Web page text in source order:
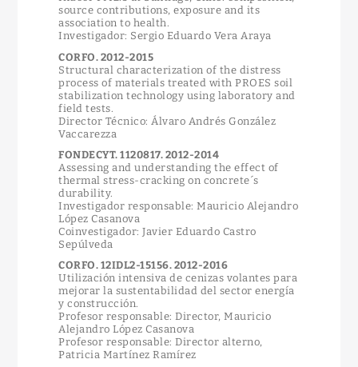
source contributions, exposure and its
association to health.
Investigador: Sergio Eduardo Vera Araya
CORFO. 2012-2015
Structural characterization of the distress
process of materials treated with PROES soil
stabilization technology using laboratory and
field tests.
Director Técnico: Álvaro Andrés González
Vaccarezza
FONDECYT. 1120817. 2012-2014
Assessing and understanding the effect of
thermal stress-cracking on concrete´s
durability.
Investigador responsable: Mauricio Alejandro
López Casanova
Coinvestigador: Javier Eduardo Castro
Sepúlveda
CORFO. 12IDL2-15156. 2012-2016
Utilización intensiva de cenizas volantes para
mejorar la sustentabilidad del sector energía
y construcción.
Profesor responsable: Director, Mauricio
Alejandro López Casanova
Profesor responsable: Director alterno,
Patricia Martínez Ramírez